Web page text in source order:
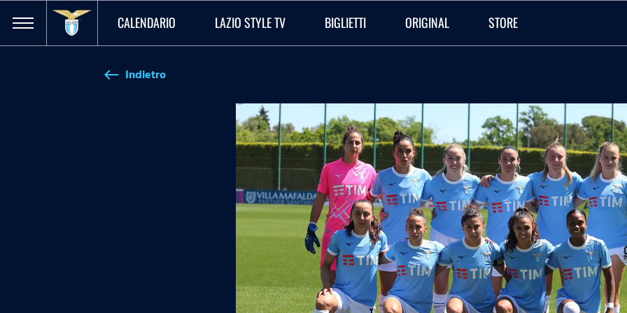
CALENDARIO LAZIO STYLE TV BIGLIETTI ORIGINAL STORE
west Indietro